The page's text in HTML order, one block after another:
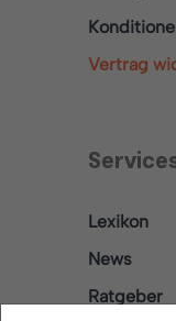
Vertrag
Lexikon
News
Ratgeber